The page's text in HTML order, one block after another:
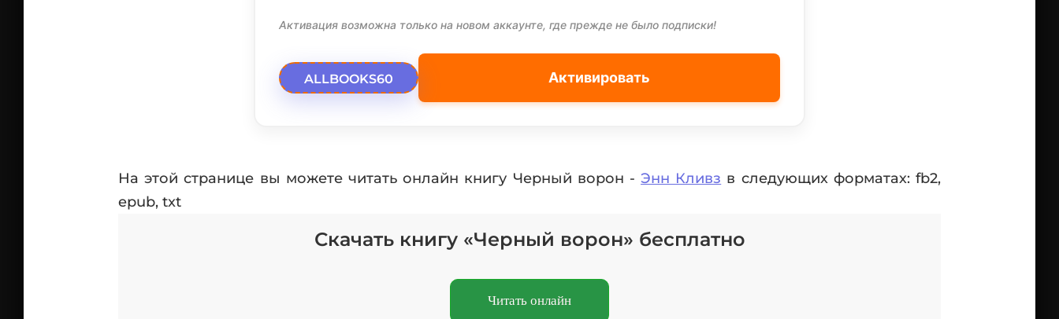
Активация возможна только на новом аккаунте, где прежде не было подписки!
ALLBOOKS60 Активировать
На этой странице вы можете читать онлайн книгу Черный ворон -Энн Кливз в следующих форматах: fb2,
epub, txt
Скачать книгу «Черный ворон» бесплатно
Читать онлайн